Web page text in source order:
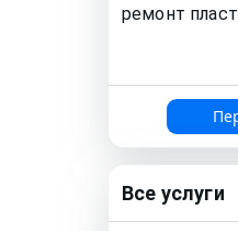
ремонт
Все услуги